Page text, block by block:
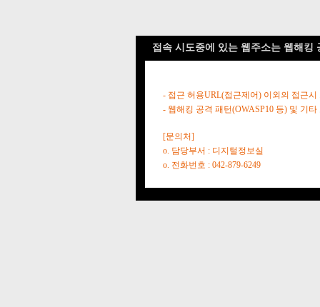
접속 시도중에 있는 웹주소는 웹해킹
- 접근 허용URL(접근제어) 이외의 접근시
- 웹해킹 공격 패턴(OWASP10 등) 및 기
[문의처]
o. 담당부서 : 디지털정보실
o. 전화번호 : 042-879-6249